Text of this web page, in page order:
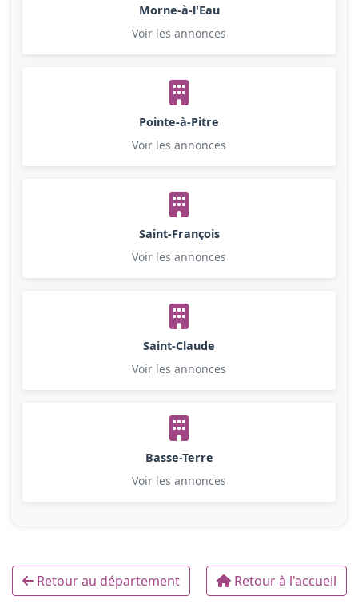
Morne-à-l'Eau
Voir les annonces
Pointe-à-Pitre
Voir les annonces
Saint-François
Voir les annonces
Saint-Claude
Voir les annonces
Basse-Terre
Voir les annonces
Retour au département Retour à l'accueil